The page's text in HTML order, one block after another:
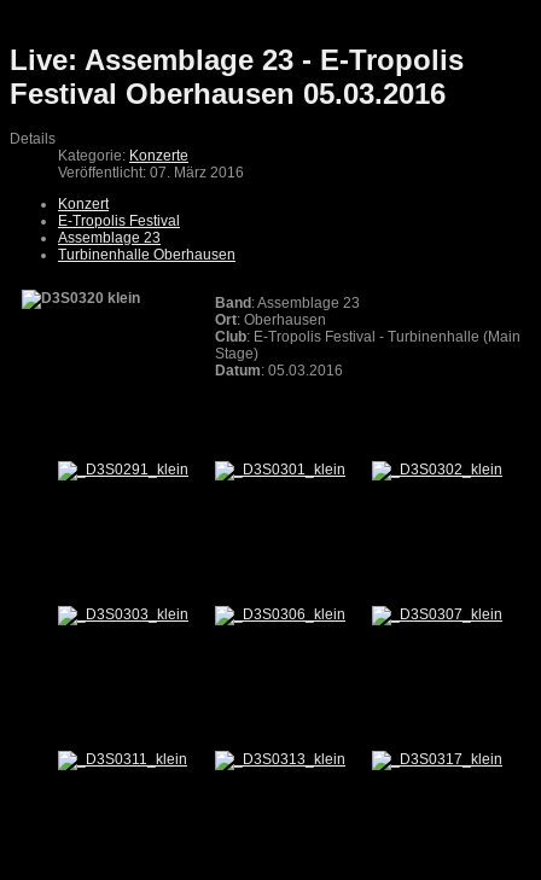
Live: Assemblage 23 - E-Tropolis
Festival Oberhausen 05.03.2016
Details
Kategorie: Konzerte
Veröffentlicht: 07. März 2016
Konzert
E-Tropolis Festival
Assemblage 23
Turbinenhalle Oberhausen
Band : Assemblage 23
Ort: Oberhausen
Club: E-Tropolis Festival - Turbinenhalle (Main
Stage)
Datum: 05.03.2016